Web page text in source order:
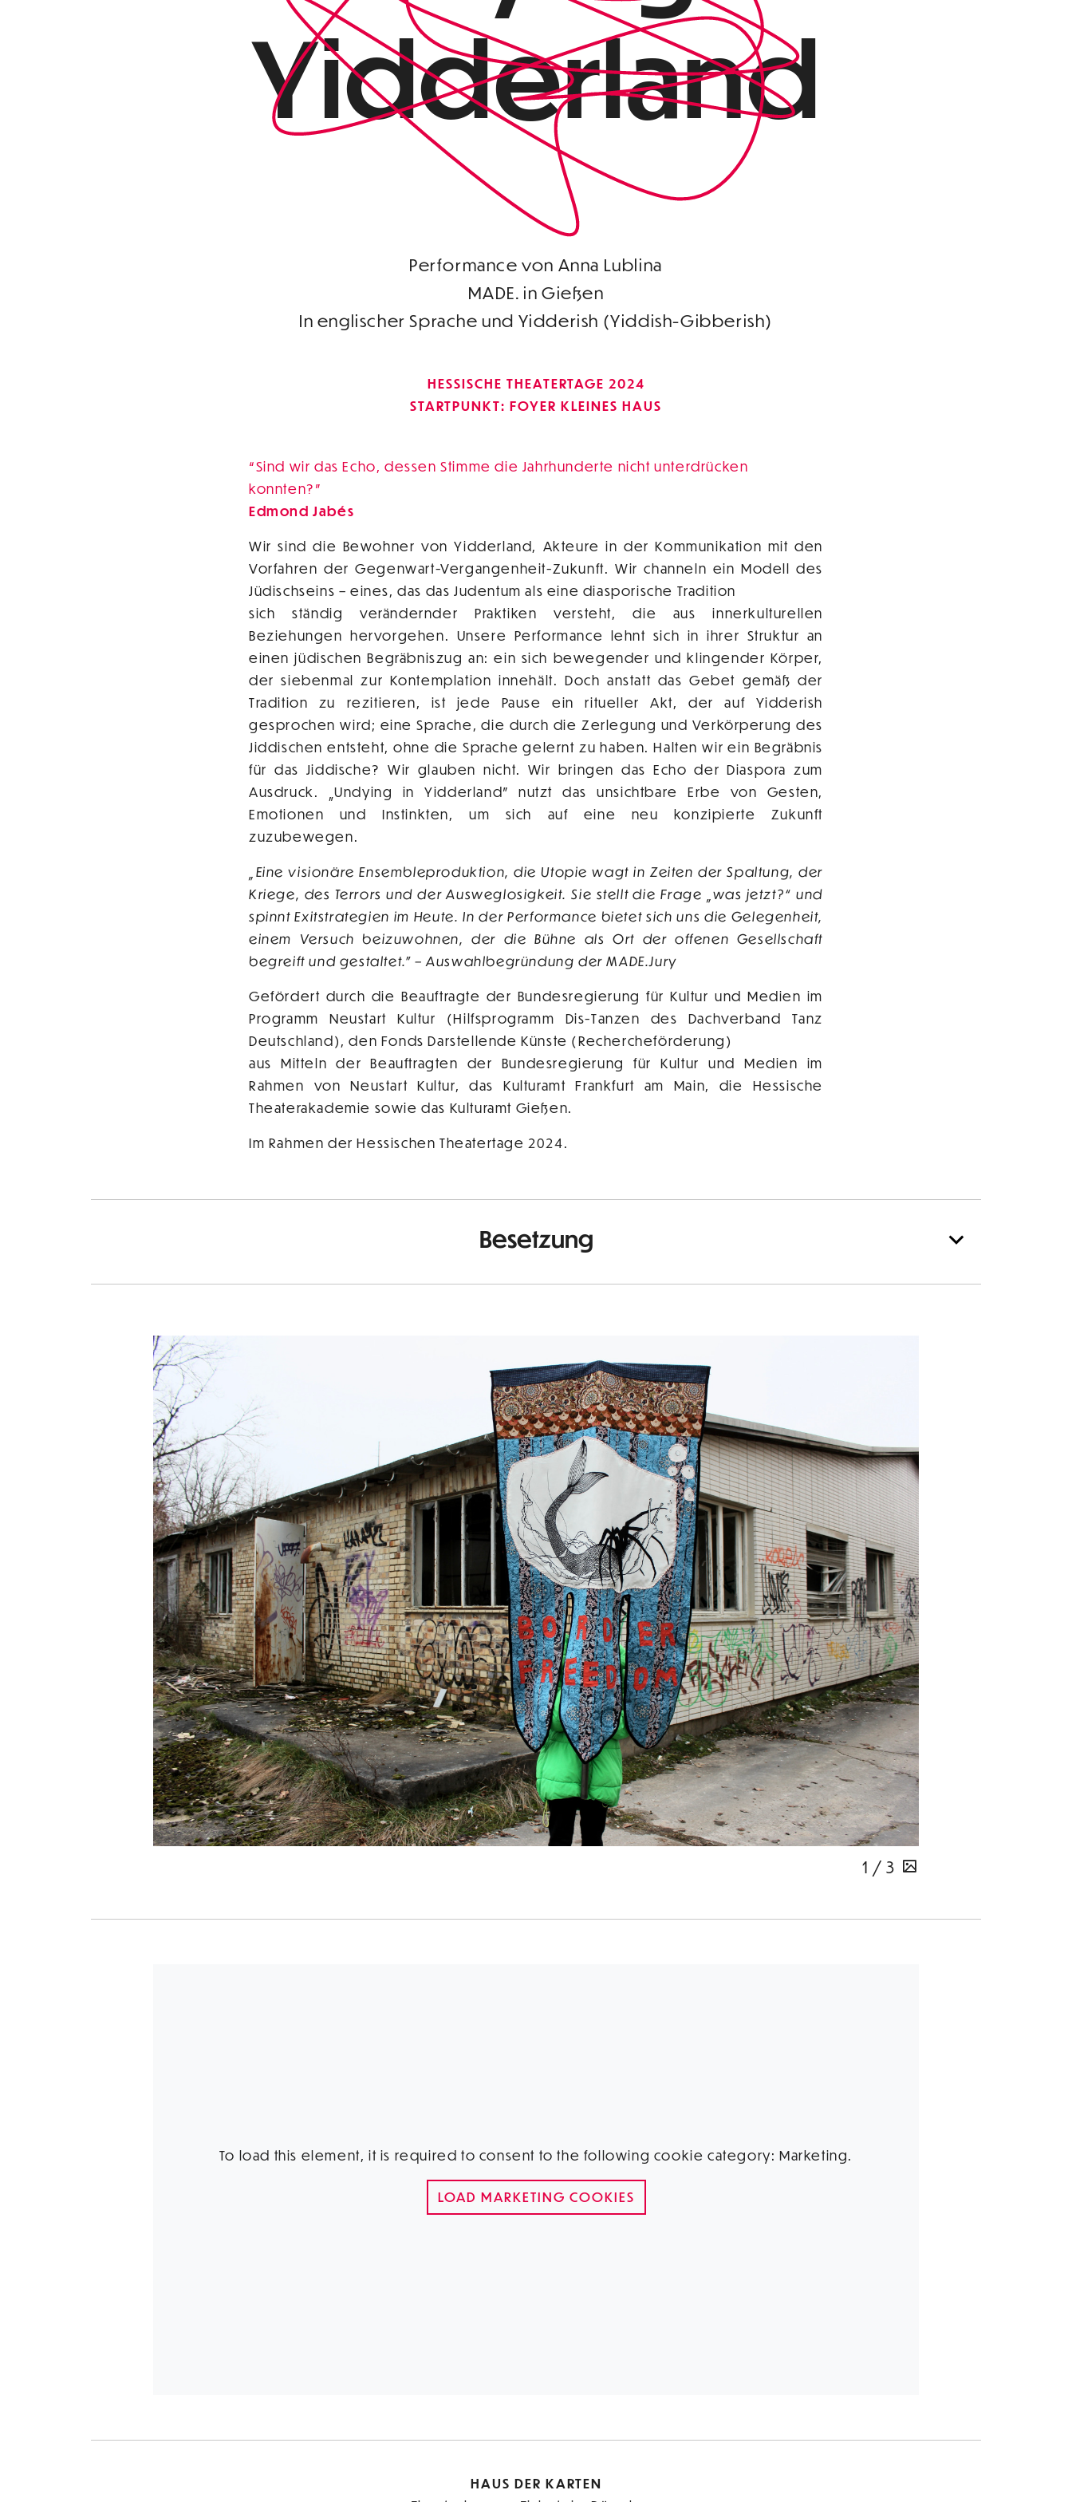
Yidderland
Performance von Anna Lublina
MADE. in Gießen
In englischer Sprache und Yidderish (Yiddish-Gibberish)
HESSISCHE THEATERTAGE 2024
STARTPUNKT: FOYER KLEINES HAUS
Sind wir das Echo, dessen Stimme die Jahrhunderte nicht unterdrücken
konnten?
Edmond Jabés
Wir sind die Bewohner von Yidderland, Akteure in der Kommunikation mit den
Vorfahren der Gegenwart-Vergangenheit-Zukunft. Wir channeln ein Modell des
Jüdischseins – eines, das das Judentum als eine diasporische Tradition
sich ständig verändernder Praktiken versteht, die aus innerkulturellen
Beziehungen hervorgehen. Unsere Performance lehnt sich in ihrer Struktur an
einen jüdischen Begräbniszug an: ein sich bewegender und klingender Körper,
der siebenmal zur Kontemplation innehält. Doch anstatt das Gebet gemäß der
Tradition zu rezitieren, ist jede Pause ein ritueller Akt, der auf Yidderish
gesprochen wird; eine Sprache, die durch die Zerlegung und Verkörperung des
Jiddischen entsteht, ohne die Sprache gelernt zu haben. Halten wir ein Begräbnis
für das Jiddische? Wir glauben nicht. Wir bringen das Echo der Diaspora zum
Ausdruck. „Undying in Yidderland" nutzt das unsichtbare Erbe von Gesten,
Emotionen und Instinkten, um sich auf eine neu konzipierte Zukunft
zuzubewegen.
„Eine visionäre Ensembleproduktion, die Utopie wagt in Zeiten der Spaltung, der
Kriege, des Terrors und der Ausweglosigkeit. Sie stellt die Frage „was jetzt?“ und
spinnt Exitstrategien im Heute. In der Performance bietet sich uns die Gelegenheit,
einem Versuch beizuwohnen, der die Bühne als Ort der offenen Gesellschaft
begreift und gestaltet." – Auswahlbegründung der MADE.Jury
Gefördert durch die Beauftragte der Bundesregierung für Kultur und Medien im
Programm Neustart Kultur (Hilfsprogramm Dis-Tanzen des Dachverband Tanz
Deutschland), den Fonds Darstellende Künste (Rechercheförderung)
aus Mitteln der Beauftragten der Bundesregierung für Kultur und Medien im
Rahmen von Neustart Kultur, das Kulturamt Frankfurt am Main, die Hessische
Theaterakademie sowie das Kulturamt Gießen.
Im Rahmen der Hessischen Theatertage 2024.
Besetzung
1 / 3
To load this element, it is required to consent to the following cookie category: Marketing.
LOAD MARKETING COOKIES
HAUS DER KARTEN